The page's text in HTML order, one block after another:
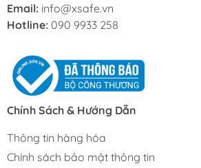
Email: info@xsafe.vn
Hotline: 090 9933 258
Chính Sách & Hướng Dẫn
Thông tin hàng hóa
Chính sách bảo mật thông tin